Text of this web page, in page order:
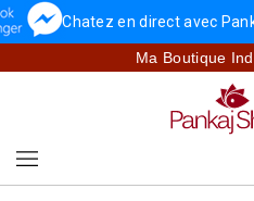
Chatez en direct avec
Ma Boutique